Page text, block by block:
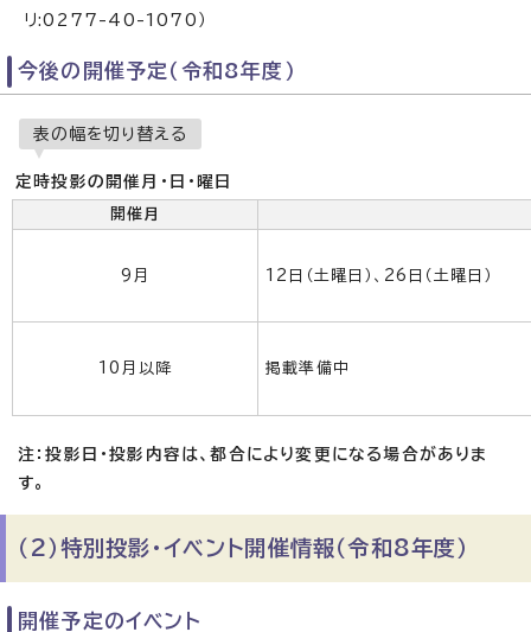
リ:0277-40-1070）
今後の開催予定（令和8年度）
表の幅を切り替える
定時投影の開催月・日・曜日
開催月
9月 12日（土曜日）、26日（土曜日）
10月以降 掲載準備中
注：投影日・投影内容は、都合により変更になる場合がありま
す。
（2）特別投影・イベント開催情報（令和8年度）
開催予定のイベント